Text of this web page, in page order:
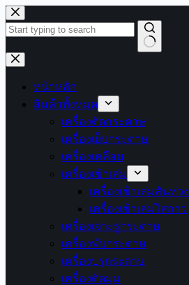
Skip
to
content
No
results
หน้าหลัก
สินค้าทั้งหมด
เครื่องตัดกระดาษ
เครื่องเย็บกระดาษ
เครื่องเคลือบ
เครื่องเข้าเล่ม
เครื่องเข้าเล่มสันห่วง
เครื่องเข้าเล่มไสกาว
เครื่องเจาะรูกระดาษ
เครื่องพับกระดาษ
เครื่องปรุกระดาษ
เครื่องตัดมุม